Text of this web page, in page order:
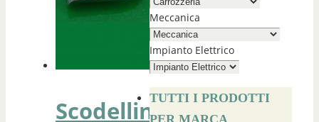
Scodellini
Meccanica
Impianto Elettrico
TUTTI I PRODOTTI
PER MARCA